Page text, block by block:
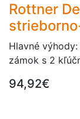
Rottner
Hlavné
zámok s 2
94,92€